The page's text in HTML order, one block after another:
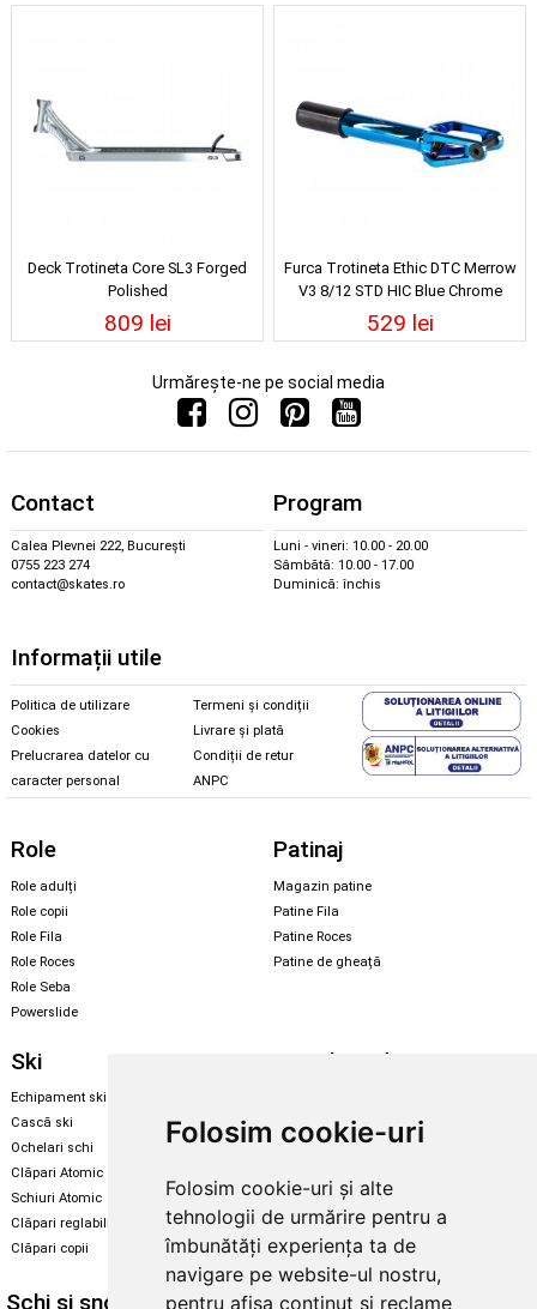
Folosim cookie-uri
Folosim cookie-uri și alte
tehnologii de urmărire pentru a
îmbunătăți experiența ta de
navigare pe website-ul nostru,
pentru afișa conținut și reclame
Deck Trotineta Core SL3 Forged
Polished
809 lei
Furca Trotineta Ethic DTC Merrow
V3 8/12 STD HIC Blue Chrome
529 lei
Urmărește-ne pe social media
Contact
Calea Plevnei 222, București
0755 223 274
contact@skates.ro
Program
Luni - vineri: 10.00 - 20.00
Sâmbătă: 10.00 - 17.00
Duminică: închis
Informații utile
Politica de utilizare
Cookies
Prelucrarea datelor cu
caracter personal
Termeni și condiții
Livrare și plată
Condiții de retur
ANPC
Role
Role adulți
Role copii
Role Fila
Role Roces
Role Seba
Powerslide
Patinaj
Magazin patine
Patine Fila
Patine Roces
Patine de gheață
Ski
Echipament ski
Cască ski
Ochelari schi
Clăpari Atomic
Schiuri Atomic
Clăpari reglabili
Clăpari copii
Snowboard
Echipament snowboard
Legături Rome SDS
Skate & longboard
Enuff Skateboards
Schi și snowboard Diverse